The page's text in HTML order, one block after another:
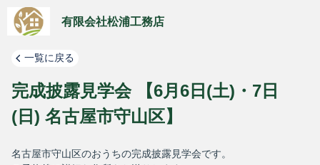
有限会社松浦工務店
一覧に戻る
完成披露見学会 【6月6日(土)・7日
(日) 名古屋市守山区】
名古屋市守山区のおうちの完成披露見学会です。